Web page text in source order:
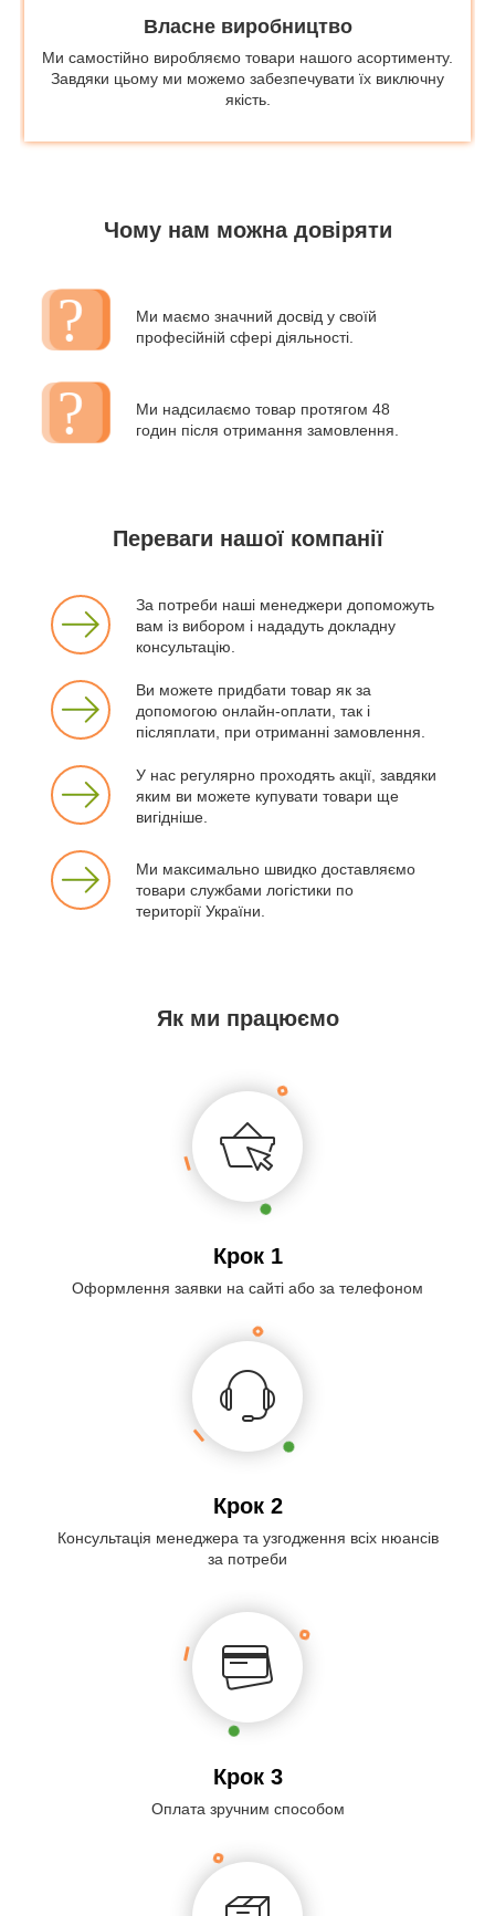
Власне виробництво
Ми самостійно виробляємо товари нашого асортименту.
Завдяки цьому ми можемо забезпечувати їх виключну
якість.
Чому нам можна довіряти
Ми маємо значний досвід у своїй
професійній сфері діяльності.
Ми надсилаємо товар протягом 48
годин після отримання замовлення.
Переваги нашої компанії
За потреби наші менеджери допоможуть
вам із вибором і нададуть докладну
консультацію.
Ви можете придбати товар як за
допомогою онлайн-оплати, так і
післяплати, при отриманні замовлення.
У нас регулярно проходять акції, завдяки
яким ви можете купувати товари ще
вигідніше.
Ми максимально швидко доставляємо
товари службами логістики по
території України.
Як ми працюємо
Крок 1
Оформлення заявки на сайті або за телефоном
Крок 2
Консультація менеджера та узгодження всіх нюансів
за потреби
Крок 3
Оплата зручним способом